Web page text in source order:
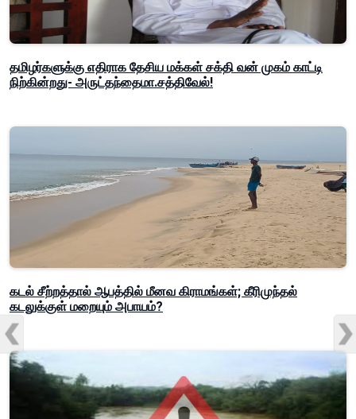
தமிழர்களுக்கு எதிராக தேசிய மக்கள் சக்தி வன் முகம் காட்டி
நிற்கின்றது- அருட்தந்தைமா.சத்திவேல்!
கடல் சீற்றத்தால் ஆபத்தில் மீனவ கிராமங்கள்; கீரிமுந்தல்
கடலுக்குள் மறையும் அபாயம்?